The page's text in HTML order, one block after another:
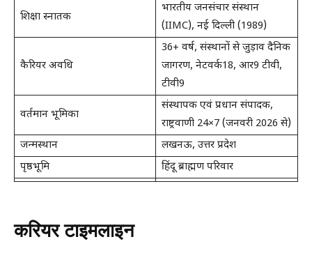
शिक्षा स्नातक
भारतीय जनसंचार संस्थान
(IIMC), नई दिल्ली (1989)
कैरियर अवधि
36+ वर्ष, संस्थानों से जुड़ाव दैनिक
जागरण, नेटवर्क18, आर9 टीवी,
टीवी9
वर्तमान भूमिका
संस्थापक एवं प्रधान संपादक,
राष्ट्रवाणी 24×7 (जनवरी 2026 से)
जन्मस्थान
लखनऊ, उत्तर प्रदेश
पृष्ठभूमि
हिंदू ब्राह्मण परिवार
करियर टाइमलाइन